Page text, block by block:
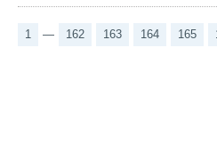
1 — 162 163 164 165